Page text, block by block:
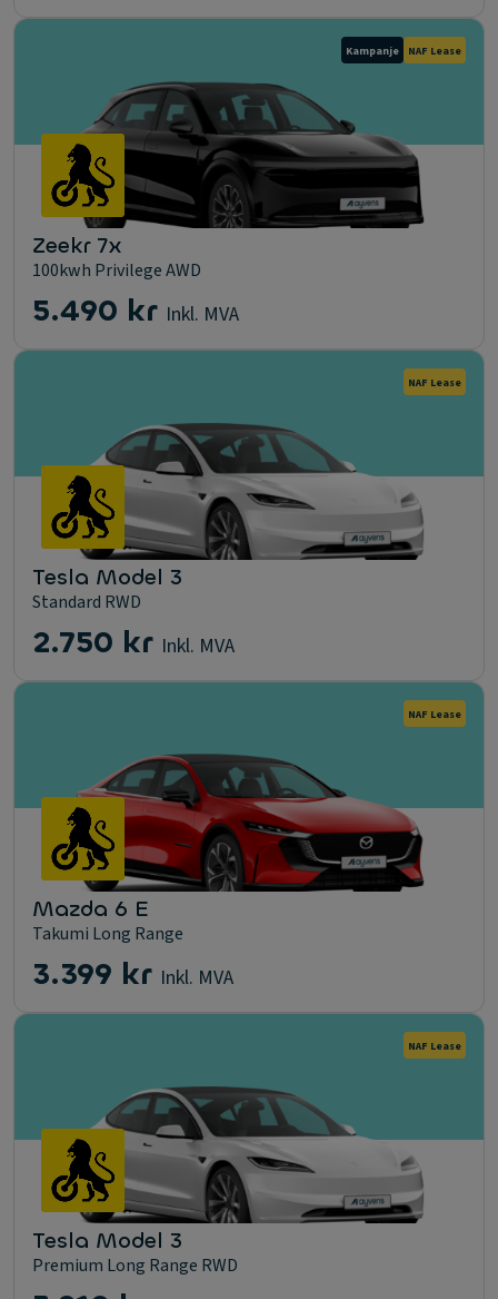
Kampanje NAF Lease
Zeekr 7x
100kwh Privilege AWD
5.490 kr Inkl. MVA
NAF Lease
Tesla Model 3
Standard RWD
2.750 kr Inkl. MVA
NAF Lease
Mazda 6 E
Takumi Long Range
3.399 kr Inkl. MVA
NAF Lease
Tesla Model 3
Premium Long Range RWD